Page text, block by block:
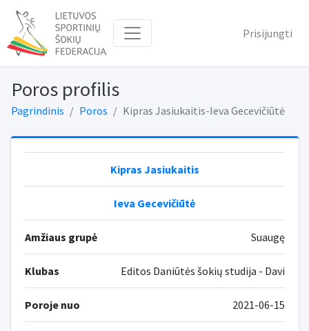
Prisijungti
Poros profilis
Pagrindinis Poros Kipras Jasiukaitis-Ieva Gecevičiūtė
Kipras Jasiukaitis
Ieva Gecevičiūtė
Amžiaus grupė Suaugę
Klubas Editos Daniūtės šokių studija - Davi
Poroje nuo 2021-06-15